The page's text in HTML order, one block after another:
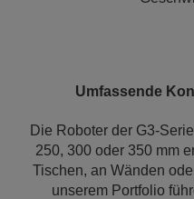
Umfassende
Die Roboter der G3-
250, 300 oder 350 mm
Tischen, an Wänden
unserem Portfolio